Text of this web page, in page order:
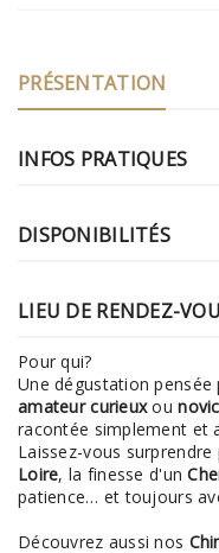
PRÉSENTATION
INFOS PRATIQUES
DISPONIBILITÉS
LIEU DE RENDEZ-
Pour qui?
Une dégustation
amateur curieuxou
racontée simplement et
Laissez-vous
Loire, la finesse d'un
patience… et toujours
Découvrez aussi nos